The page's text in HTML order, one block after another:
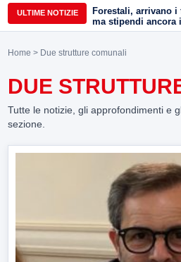
ULTIME NOTIZIE
Forestali, arrivano i
ma stipendi ancora
più sostenibile”
Home > Due strutture comunali
DUE
Tutte le notizie, gli approfondimenti e
sezione.